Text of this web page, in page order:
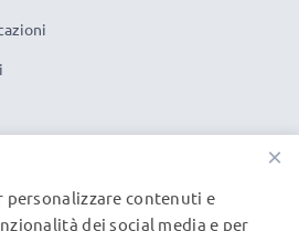
×
personalizzare contenuti e
dei social media e per